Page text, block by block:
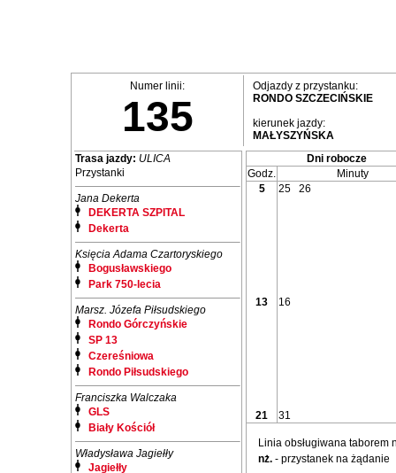
Numer linii:
135
Odjazdy z przystanku:
RONDO SZCZECIŃSKIE
kierunek jazdy:
MAŁYSZYŃSKA
Trasa jazdy: ULICA
Przystanki
Jana Dekerta
DEKERTA SZPITAL
Dekerta
Księcia Adama Czartoryskiego
Bogusławskiego
Park 750-lecia
Marsz. Józefa Piłsudskiego
Rondo Górczyńskie
SP 13
Czereśniowa
Rondo Piłsudskiego
Franciszka Walczaka
GLS
Biały Kościół
Władysława Jagiełły
Jagiełły
Dni robocze
Godz.
Minuty
5
25 26
13 16
21 31
Linia obsługiwana taborem
nż. - przystanek na żądanie